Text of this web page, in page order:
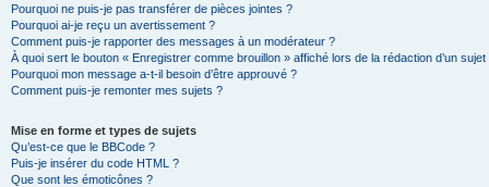
Pourquoi ne puis-je pas transférer de pièces jointes ?
Pourquoi ai-je reçu un avertissement ?
Comment puis-je rapporter des messages à un modérateur ?
À quoi sert le bouton « Enregistrer comme brouillon » affiché lors de la rédaction d’un sujet
Pourquoi mon message a-t-il besoin d’être approuvé ?
Comment puis-je remonter mes sujets ?
Mise en forme et types de sujets
Qu’est-ce que le BBCode ?
Puis-je insérer du code HTML ?
Que sont les émoticônes ?